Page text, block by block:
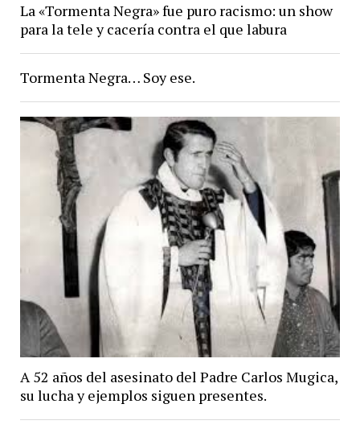
La «Tormenta Negra» fue puro racismo: un show
para la tele y cacería contra el que labura
Tormenta Negra… Soy ese.
A 52 años del asesinato del Padre Carlos Mugica,
su lucha y ejemplos siguen presentes.